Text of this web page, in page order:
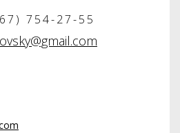
754-27-55